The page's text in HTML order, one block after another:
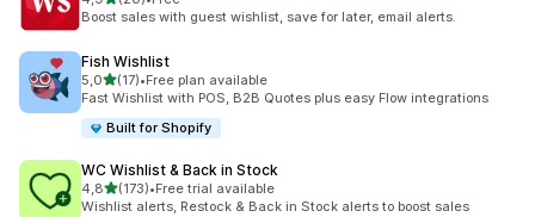
Totalt 20 omtaler
Boost sales with guest wishlist, save for later, email alerts.
Fish Wishlist
5,0av 5 stjerner
(17)
Totalt 17 omtaler
•Free plan available
Fast Wishlist with POS, B2B Quotes plus easy Flow integrations
Built for Shopify
WC Wishlist & Back in Stock
4,8av 5 stjerner
(173)
Totalt 173 omtaler
•Free trial available
Wishlist alerts, Restock & Back in Stock alerts to boost sales